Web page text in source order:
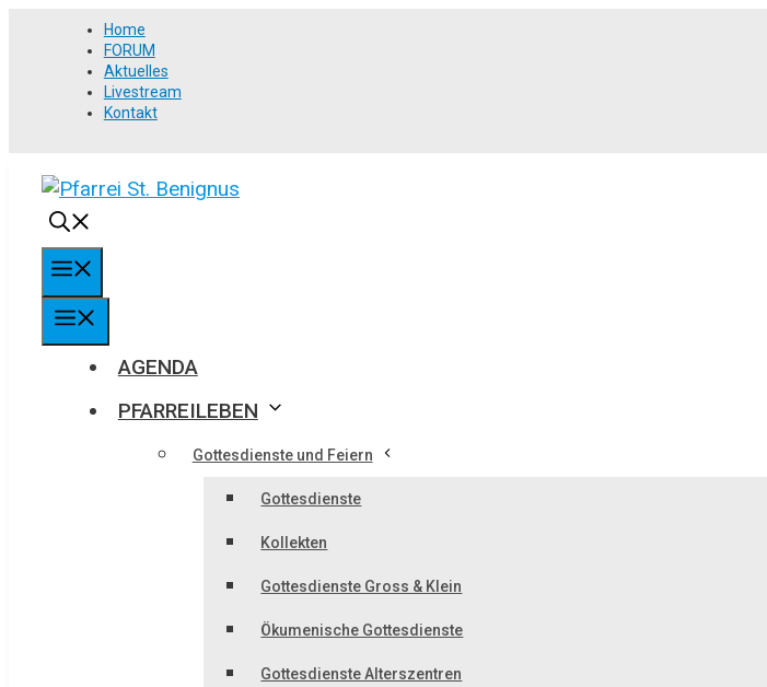
Home
FORUM
Aktuelles
Livestream
Kontakt
AGENDA
PFARREILEBEN
Gottesdienste und Feiern
Gottesdienste
Kollekten
Gottesdienste Gross & Klein
Ökumenische Gottesdienste
Gottesdienste Alterszentren